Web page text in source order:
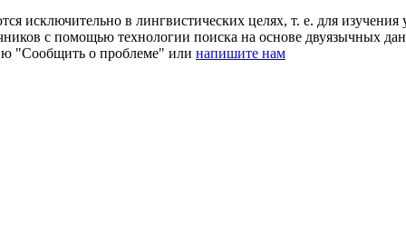
исключительно в лингвистических целях, т. е. для
с помощью технологии поиска на основе двуязычных
"Сообщить о проблеме" или напишите нам